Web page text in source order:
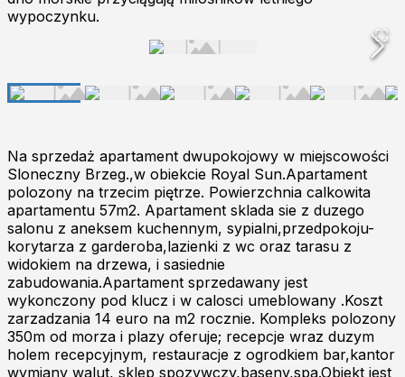
wypoczynku.
Na sprzedaż apartament dwupokojowy w miejscowości
Sloneczny Brzeg.,w obiekcie Royal Sun.Apartament
polozony na trzecim piętrze. Powierzchnia calkowita
apartamentu 57m2. Apartament sklada sie z duzego
salonu z aneksem kuchennym, sypialni,przedpokoju-
korytarza z garderoba,lazienki z wc oraz tarasu z
widokiem na drzewa, i sasiednie
zabudowania.Apartament sprzedawany jest
wykonczony pod klucz i w calosci umeblowany .Koszt
zarzadzania 14 euro na m2 rocznie. Kompleks polozony
350m od morza i plazy oferuje; recepcje wraz duzym
holem recepcyjnym, restauracje z ogrodkiem bar,kantor
wymiany walut, sklep spozywczy,baseny,spa.Obiekt jest